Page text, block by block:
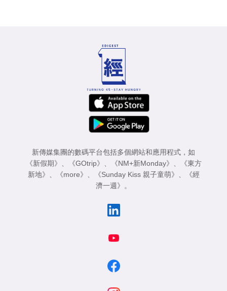
新傳媒集團的數碼平台包括多個網站和應用程式，如
《新假期》
《GOtrip》 《NM+新Monday》
《東方
新地》
《more》 《Sunday Kiss 親子童萌》
《經
濟一週》
。